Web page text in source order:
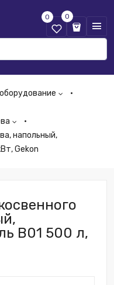
0 0
напольный,
Gekon
B01 500 л,